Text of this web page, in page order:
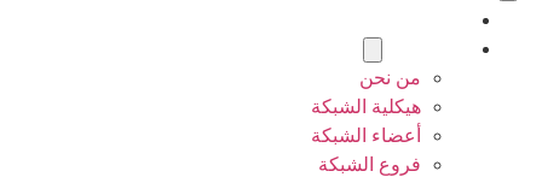
من نحن
هيكلية الشبكة
أعضاء الشبكة
فروع الشبكة